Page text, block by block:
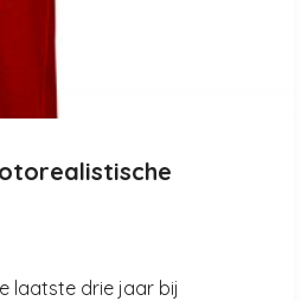
laatste drie jaar bij